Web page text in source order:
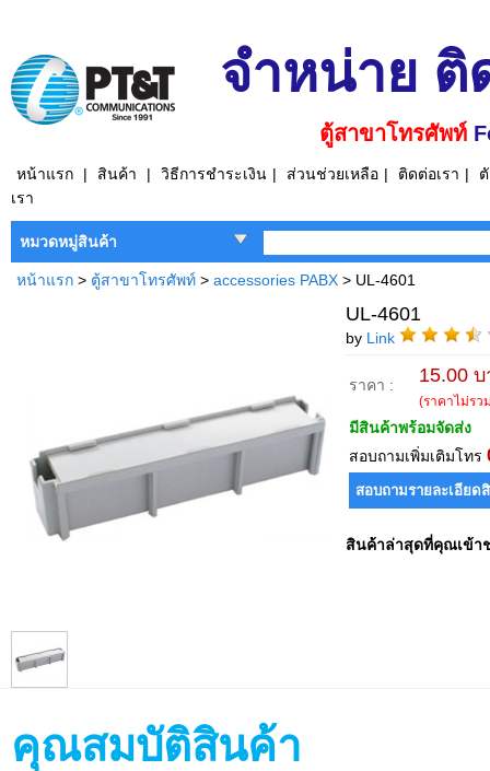
จำหน่าย ติ
ตู้สาขาโทรศัพท์
หน้าแรก | สินค้า | วิธีการชำระเงิน | ส่วนช่วยเหลือ | ติดต่อเรา |
เรา
หมวดหมู่สินค้า
หน้าแรก > ตู้สาขาโทรศัพท์ > accessories PABX > UL-4601
UL-4601
by Link
ราคา : 15.00
(ราคาไม่รว
มีสินค้าพร้อมจัดส่ง
สอบถามเพิ่มเติมโทร
สินค้าล่าสุดที่คุณเข้า
คุณสมบัติสินค้า